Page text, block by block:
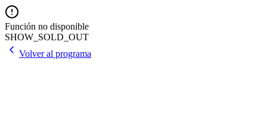
Función no disponible
SHOW_SOLD_OUT
Volver al programa